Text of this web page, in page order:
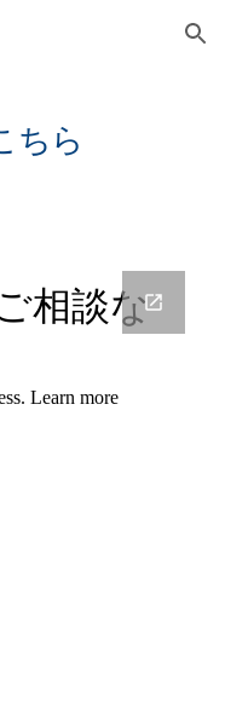
Skip to navigation
ちら